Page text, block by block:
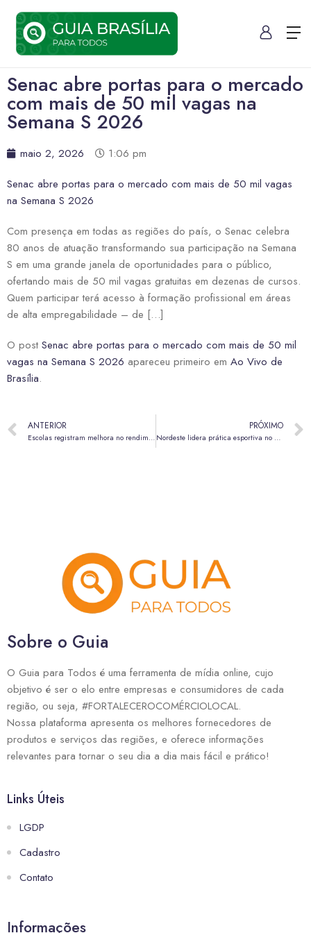
Senac abre portas para o mercado
com mais de 50 mil vagas na
Semana S 2026
maio 2, 2026
1:06 pm
Senac abre portas para o mercado com mais de 50 mil vagas
na Semana S 2026
Com presença em todas as regiões do país, o Senac celebra
80 anos de atuação transformando sua participação na Semana
S em uma grande janela de oportunidades para o público,
ofertando mais de 50 mil vagas gratuitas em dezenas de cursos.
Quem participar terá acesso à formação profissional em áreas
de alta empregabilidade – de […]
O post Senac abre portas para o mercado com mais de 50 mil
vagas na Semana S 2026 apareceu primeiro em Ao Vivo de
Brasília.
ANTERIOR
Escolas registram melhora no rendimento e na convivência após proibição de celular
PRÓXIMO
Nordeste lidera prática esportiva no país, enquanto Sul concentra maior sedentarismo
Sobre o Guia
O Guia para Todos é uma ferramenta de mídia online, cujo
objetivo é ser o elo entre empresas e consumidores de cada
região, ou seja, #FORTALECEROCOMÉRCIOLOCAL.
Nossa plataforma apresenta os melhores fornecedores de
produtos e serviços das regiões, e oferece informações
relevantes para tornar o seu dia a dia mais fácil e prático!
Links Úteis
LGDP
Cadastro
Contato
Informações